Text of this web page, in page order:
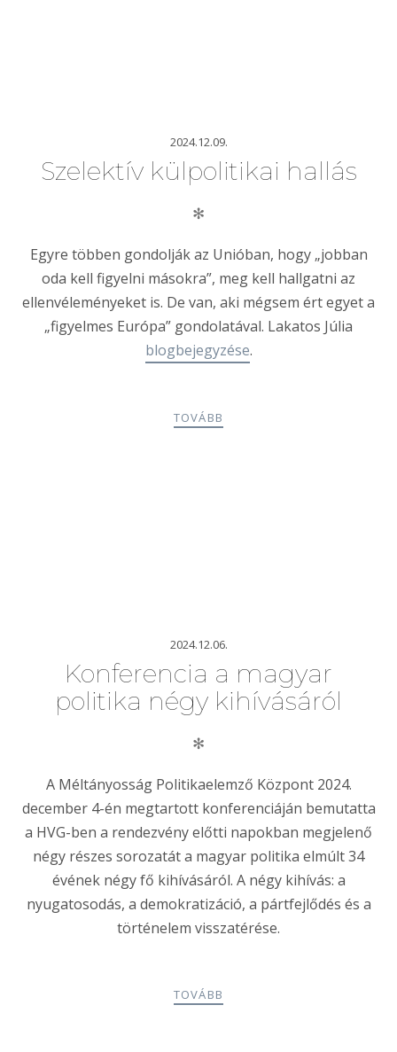
2024.12.09.
Szelektív külpolitikai hallás
✻
Egyre többen gondolják az Unióban, hogy „jobban
oda kell figyelni másokra”, meg kell hallgatni az
ellenvéleményeket is. De van, aki mégsem ért egyet a
„figyelmes Európa” gondolatával. Lakatos Júlia
blogbejegyzése.
TOVÁBB
2024.12.06.
Konferencia a magyar
politika négy kihívásáról
✻
A Méltányosság Politikaelemző Központ 2024.
december 4-én megtartott konferenciáján bemutatta
a HVG-ben a rendezvény előtti napokban megjelenő
négy részes sorozatát a magyar politika elmúlt 34
évének négy fő kihívásáról. A négy kihívás: a
nyugatosodás, a demokratizáció, a pártfejlődés és a
történelem visszatérése.
TOVÁBB